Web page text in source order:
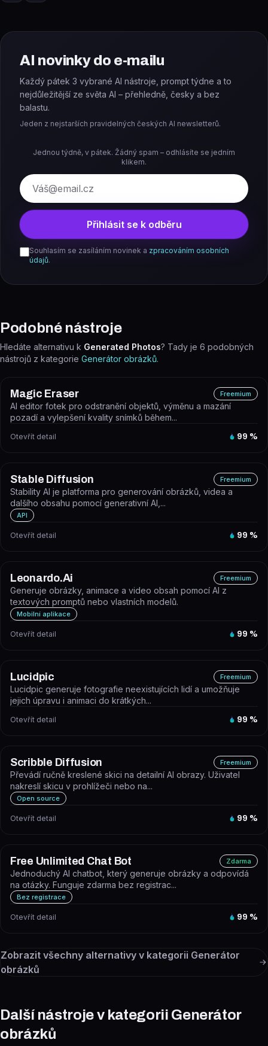
AI novinky do e-mailu
Každý pátek 3 vybrané AI nástroje, prompt týdne a to
nejdůležitější ze světa AI – přehledně, česky a bez
balastu.
Jeden z nejstarších pravidelných českých AI newsletterů.
Jednou týdně, v pátek. Žádný spam – odhlásíte se jedním
klikem.
E-mail
Přihlásit se k odběru
Souhlasím se zasíláním novinek a zpracováním osobních
údajů.
Podobné nástroje
Hledáte alternativu k Generated Photos? Tady je 6 podobných
nástrojů z kategorie Generátor obrázků.
Magic Eraser Freemium
AI editor fotek pro odstranění objektů, výměnu a mazání
pozadí a vylepšení kvality snímků během...
Otevřít detail 99 %
Stable Diffusion Freemium
Stability AI je platforma pro generování obrázků, videa a
dalšího obsahu pomocí generativní AI,...
API
Otevřít detail 99 %
Leonardo.Ai Freemium
Generuje obrázky, animace a video obsah pomocí AI z
textových promptů nebo vlastních modelů.
Mobilní aplikace
Otevřít detail 99 %
Lucidpic Freemium
Lucidpic generuje fotografie neexistujících lidí a umožňuje
jejich úpravu i animaci do krátkých...
Otevřít detail 99 %
Scribble Diffusion Freemium
Převádí ručně kreslené skici na detailní AI obrazy. Uživatel
nakreslí skicu v prohlížeči nebo na...
Open source
Otevřít detail 99 %
Free Unlimited Chat Bot Zdarma
Jednoduchý AI chatbot, který generuje obrázky a odpovídá
na otázky. Funguje zdarma bez registrac...
Bez registrace
Otevřít detail 99 %
Zobrazit všechny alternativy v kategorii Generátor
obrázků
Další nástroje v kategorii Generátor
obrázků